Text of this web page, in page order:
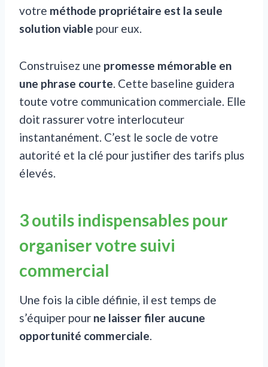
votre méthode propriétaire est la seule
solution viable pour eux.
Construisez une promesse mémorable en
une phrase courte. Cette baseline guidera
toute votre communication commerciale. Elle
doit rassurer votre interlocuteur
instantanément. C’est le socle de votre
autorité et la clé pour justifier des tarifs plus
élevés.
3 outils indispensables pour
organiser votre suivi
commercial
Une fois la cible définie, il est temps de
s’équiper pour ne laisser filer aucune
opportunité commerciale.